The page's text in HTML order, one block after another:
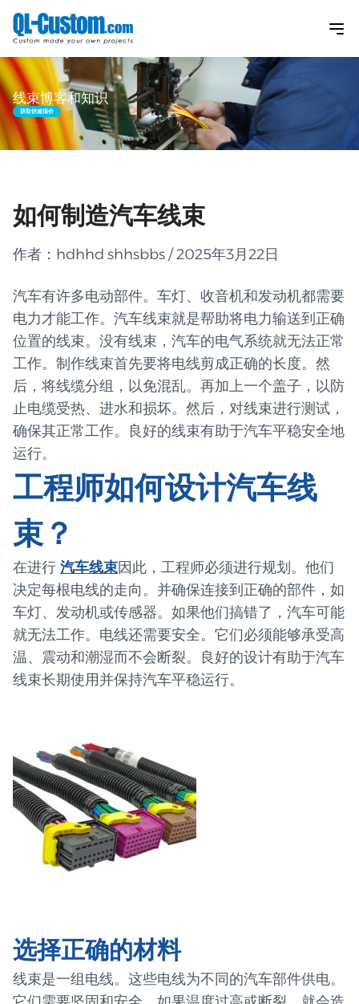
线束博客和知识
获取快速报价
如何制造汽车线束
作者：hdhhd shhsbbs / 2025年3月22日
汽车有许多电动部件。车灯、收音机和发动机都需要
电力才能工作。汽车线束就是帮助将电力输送到正确
位置的线束。没有线束，汽车的电气系统就无法正常
工作。制作线束首先要将电线剪成正确的长度。然
后，将线缆分组，以免混乱。再加上一个盖子，以防
止电缆受热、进水和损坏。然后，对线束进行测试，
确保其正常工作。良好的线束有助于汽车平稳安全地
运行。
工程师如何设计汽车线
束？
在进行 汽车线束因此，工程师必须进行规划。他们
决定每根电线的走向。并确保连接到正确的部件，如
车灯、发动机或传感器。如果他们搞错了，汽车可能
就无法工作。电线还需要安全。它们必须能够承受高
温、震动和潮湿而不会断裂。良好的设计有助于汽车
线束长期使用并保持汽车平稳运行。
选择正确的材料
线束是一组电线。这些电线为不同的汽车部件供电。